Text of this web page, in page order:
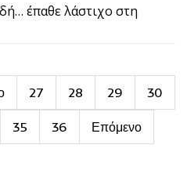
έπαθε λάστιχο στη
27 28 29 30
35 36 Επόμενο